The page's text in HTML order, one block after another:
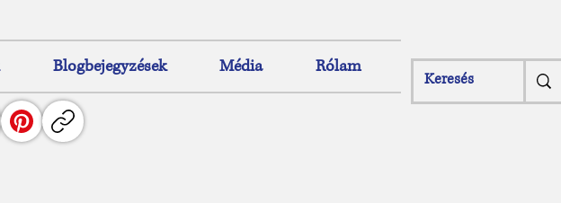
Blogbejegyzések Média Rólam